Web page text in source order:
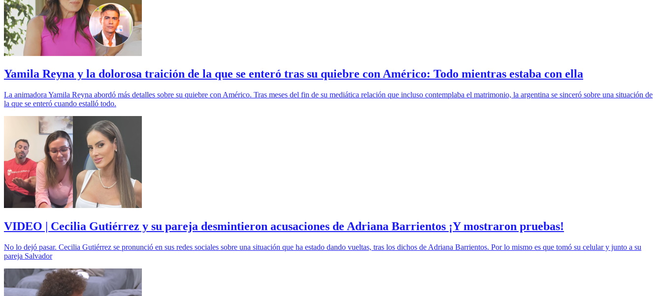
Yamila Reyna y la dolorosa traición de la que se enteró tras su quiebre con Américo: Todo mientras estaba con ella
La animadora Yamila Reyna abordó más detalles sobre su quiebre con Américo. Tras meses del fin de su mediática relación que incluso contemplaba el matrimonio, la argentina se sinceró sobre una situación de
la que se enteró cuando estalló todo.
VIDEO | Cecilia Gutiérrez y su pareja desmintieron acusaciones de Adriana Barrientos ¡Y mostraron pruebas!
No lo dejó pasar. Cecilia Gutiérrez se pronunció en sus redes sociales sobre una situación que ha estado dando vueltas, tras los dichos de Adriana Barrientos. Por lo mismo es que tomó su celular y junto a su
pareja Salvador